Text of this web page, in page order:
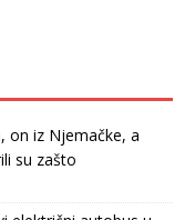
on iz Njemačke, a
su zašto